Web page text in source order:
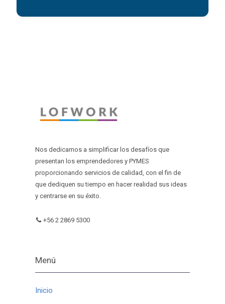
Nos dedicamos a simplificar los desafíos que
presentan los emprendedores y PYMES
proporcionando servicios de calidad, con el fin de
que dediquen su tiempo en hacer realidad sus ideas
y centrarse en su éxito.
+56 2 2869 5300
Menú
Inicio